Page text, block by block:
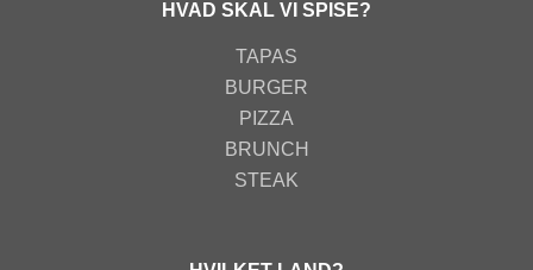
HVAD SKAL VI SPISE?
TAPAS
BURGER
PIZZA
BRUNCH
STEAK